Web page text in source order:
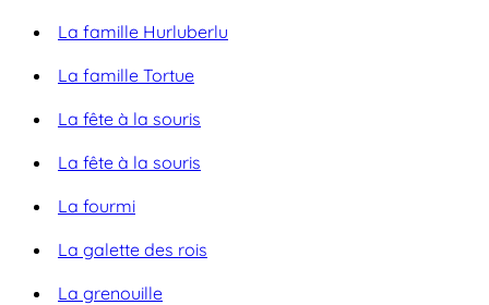
La famille Hurluberlu
La famille Tortue
La fête à la souris
La fête à la souris
La fourmi
La galette des rois
La grenouille